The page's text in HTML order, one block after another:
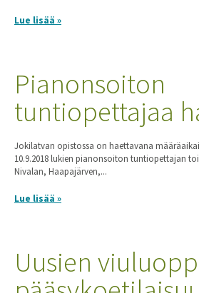
Lue lisää »
Pianonsoiton
tuntiopettajaa
Jokilatvan opistossa on haettavana
10.9.2018 lukien pianonsoiton tuntiopettajan
Nivalan, Haapajärven,...
Lue lisää »
Uusien